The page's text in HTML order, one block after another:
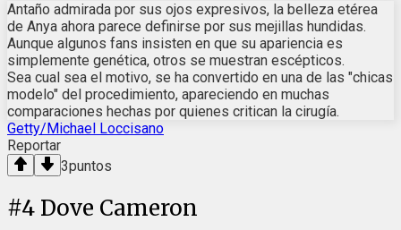
Antaño admirada por sus ojos expresivos, la belleza etérea
de Anya ahora parece definirse por sus mejillas hundidas.
Aunque algunos fans insisten en que su apariencia es
simplemente genética, otros se muestran escépticos.
Sea cual sea el motivo, se ha convertido en una de las "chicas
modelo" del procedimiento, apareciendo en muchas
comparaciones hechas por quienes critican la cirugía.
Getty/Michael Loccisano
Reportar
3puntos
#4 Dove Cameron